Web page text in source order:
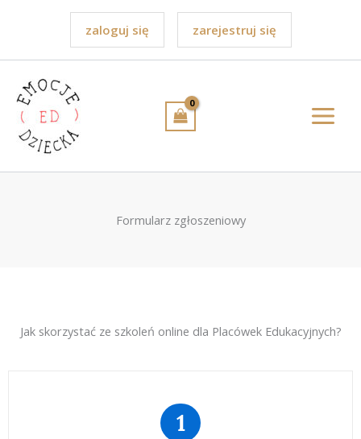
zarejestruj się
zaloguj się
Formularz zgłoszeniowy
Jak skorzystać ze szkoleń online dla Placówek Edukacyjnych?
1